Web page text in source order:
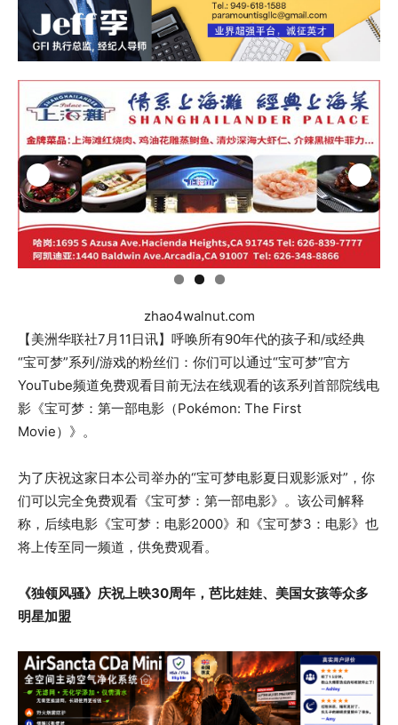
zhao4walnut.com
【美洲华联社7月11日讯】呼唤所有90年代的孩子和/或经典
“宝可梦”系列/游戏的粉丝们：你们可以通过“宝可梦”官方
YouTube频道免费观看目前无法在线观看的该系列首部院线电
影《宝可梦：第一部电影（Pokémon: The First
Movie）》。
为了庆祝这家日本公司举办的“宝可梦电影夏日观影派对”，你
们可以完全免费观看《宝可梦：第一部电影》。该公司解释
称，后续电影《宝可梦：电影2000》和《宝可梦3：电影》也
将上传至同一频道，供免费观看。
《独领风骚》庆祝上映30周年，芭比娃娃、美国女孩等众多
明星加盟